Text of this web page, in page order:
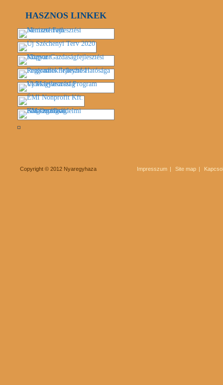
HASZNOS LINKEK
Copyright © 2012 Nyaregyhaza Impresszum Site map